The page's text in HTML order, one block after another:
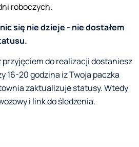
roboczych.
się nie dzieje - nie dostałem
przyjęciem do realizacji dostaniesz
16-20 godzina iz Twoja paczka
zaktualizuje statusy. Wtedy
i link do śledzenia.